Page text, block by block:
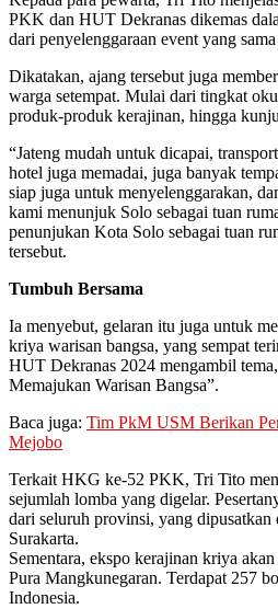
PKK dan HUT Dekranas dikemas
dari penyelenggaraan event yang
Dikatakan, ajang tersebut juga
warga setempat. Mulai dari tingkat
produk-produk kerajinan, hingga
“Jateng mudah untuk dicapai,
hotel juga memadai, juga banyak
siap juga untuk menyelenggarakan,
kami menunjuk Solo sebagai tuan
penunjukan Kota Solo sebagai tuan
tersebut.
Tumbuh Bersama
Ia menyebut, gelaran itu juga untuk
kriya warisan bangsa, yang sempat
HUT Dekranas 2024 mengambil
Memajukan Warisan Bangsa”.
Baca juga: Tim PkM USM Berikan
Mejobo
Terkait HKG ke-52 PKK, Tri Tito
sejumlah lomba yang digelar.
dari seluruh provinsi, yang
Surakarta.
Sementara, ekspo kerajinan kriya
Pura Mangkunegaran. Terdapat 257
Indonesia.